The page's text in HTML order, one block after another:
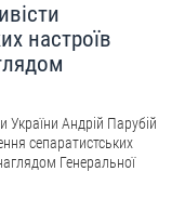
і оборони України
настроїв
України Андрій Парубій
сепаратистських
Генеральної